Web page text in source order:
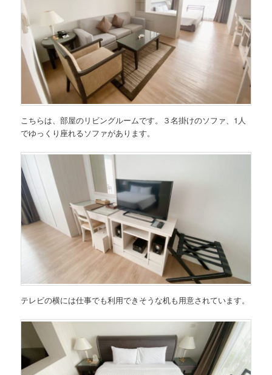
こちらは、部屋のリビングルームです。３名掛けのソファ、1人
でゆっくり座れるソファがあります。
テレビの横には仕事でも利用できそうな机も用意されています。